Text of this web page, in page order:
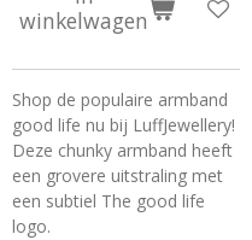
winkelwagen
Shop de populaire armband
good life nu bij LuffJewellery!
Deze chunky armband heeft
een grovere uitstraling met
een subtiel The good life
logo.